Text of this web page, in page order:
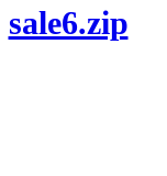
sale6.zip